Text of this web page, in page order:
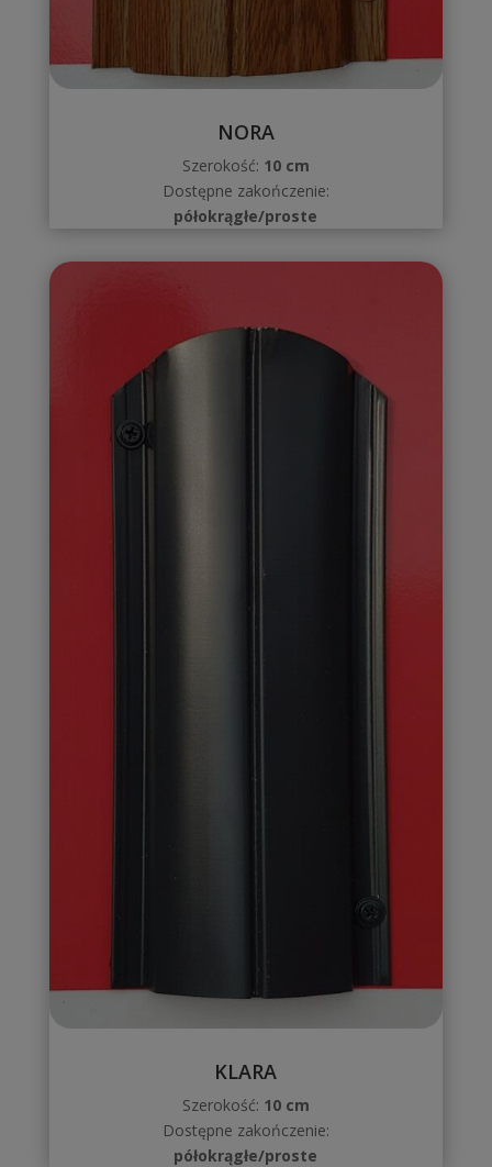
NORA
Szerokość: 10 cm
Dostępne zakończenie:
półokrągłe/proste
KLARA
Szerokość: 10 cm
Dostępne zakończenie:
półokrągłe/proste